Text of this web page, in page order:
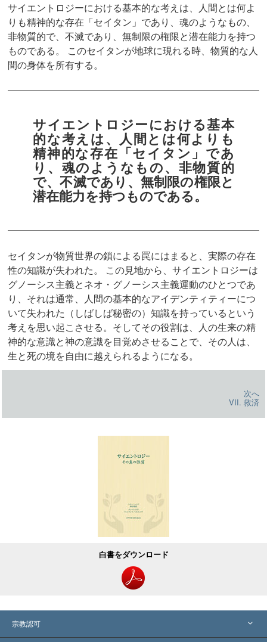
サイエントロジーにおける基本的な考えは、人間とは何よ
りも精神的な存在「セイタン」であり、魂のようなもの、
非物質的で、不滅であり、無制限の権限と潜在能力を持つ
ものである。
このセイタンが地球に現れる時、物質的な人
間の身体を所有する。
サイエントロジーにおける基本
的な考えは、人間とは何よりも
精神的な存在「セイタン」であ
り、魂のようなもの、非物質的
で、不滅であり、無制限の権限と
潜在能力を持つものである。
セイタンが物質世界の鎖による罠にはまると、実際の存在
性の知識が失われた。 この見地から、サイエントロジーは
グノーシス主義とネオ・グノーシス主義運動のひとつであ
り、それは通常、人間の基本的なアイデンティティーにつ
いて失われた（しばしば秘密の）知識を持っているという
考えを思い起こさせる。そしてその役割は、人の生来の精
神的な意識と神の意識を目覚めさせることで、その人は、
生と死の境を自由に越えられるようになる。
次へ
VII. 救済
白書をダウンロード
宗教認可